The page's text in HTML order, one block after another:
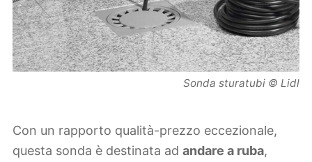
Sonda sturatubi © Lidl
Con un rapporto qualità-prezzo eccezionale,
questa sonda è destinata ad andare a ruba,